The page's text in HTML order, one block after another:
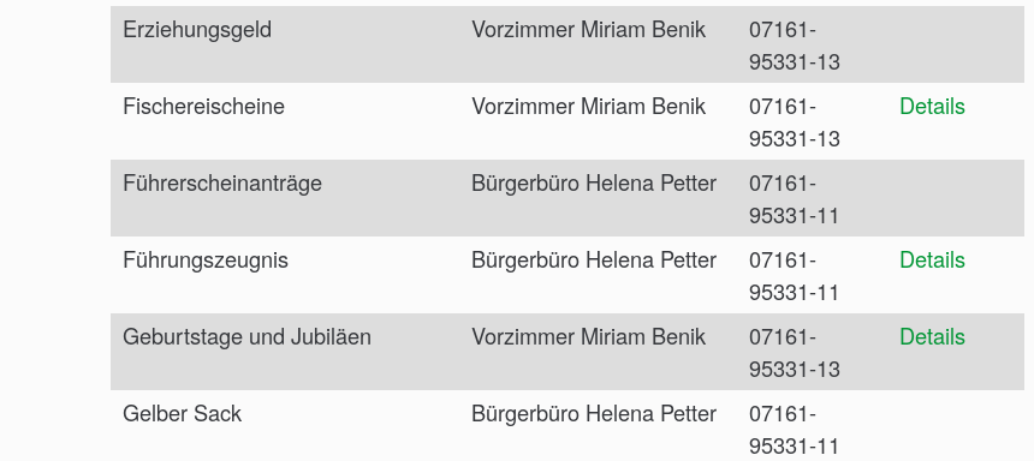
Erziehungsgeld Vorzimmer Miriam Benik
07161-
95331-13
Fischereischeine
Vorzimmer Miriam Benik
07161-
95331-13
Details
Führerscheinanträge Bürgerbüro Helena Petter
07161-
95331-11
Führungszeugnis
Bürgerbüro Helena Petter
07161-
95331-11
Details
Geburtstage und Jubiläen Vorzimmer Miriam Benik
07161-
95331-13
Details
Gelber Sack Bürgerbüro Helena Petter
07161-
95331-11